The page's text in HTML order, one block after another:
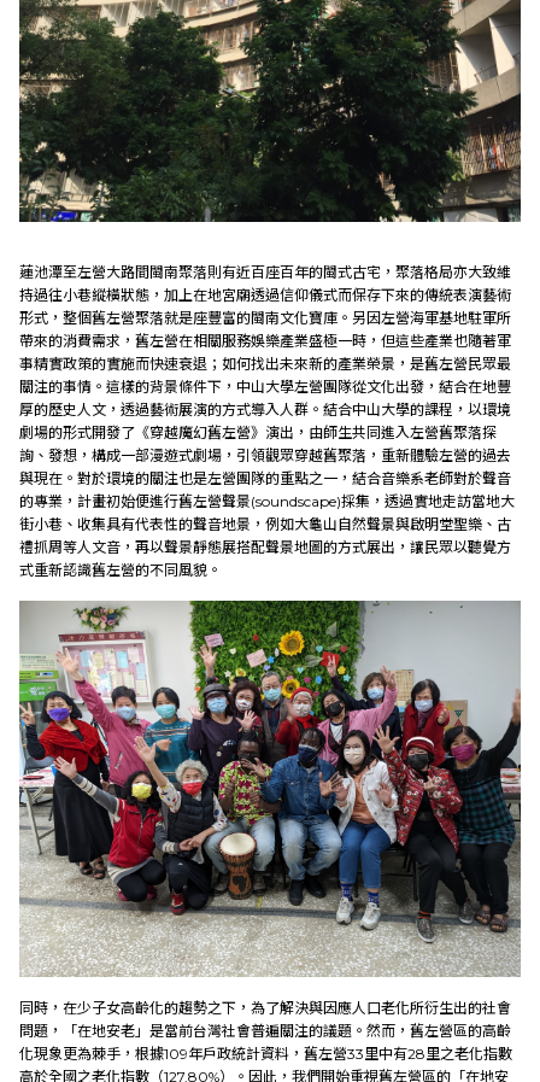
蓮池潭至左營大路間閩南聚落則有近百座百年的閩式古宅，聚落格局亦大致維
持過往小巷縱橫狀態，加上在地宮廟透過信仰儀式而保存下來的傳統表演藝術
形式，整個舊左營聚落就是座豐富的閩南文化寶庫。另因左營海軍基地駐軍所
帶來的消費需求，舊左營在相關服務娛樂產業盛極一時，但這些產業也隨著軍
事精實政策的實施而快速衰退；如何找出未來新的產業榮景，是舊左營民眾最
關注的事情。這樣的背景條件下，中山大學左營團隊從文化出發，結合在地豐
厚的歷史人文，透過藝術展演的方式導入人群。結合中山大學的課程，以環境
劇場的形式開發了《穿越魔幻舊左營》演出，由師生共同進入左營舊聚落探
詢、發想，構成一部漫遊式劇場，引領觀眾穿越舊聚落，重新體驗左營的過去
與現在。對於環境的關注也是左營團隊的重點之一，結合音樂系老師對於聲音
的專業，計畫初始便進行舊左營聲景(soundscape)採集，透過實地走訪當地大
街小巷、收集具有代表性的聲音地景，例如大龜山自然聲景與啟明堂聖樂、古
禮抓周等人文音，再以聲景靜態展搭配聲景地圖的方式展出，讓民眾以聽覺方
式重新認識舊左營的不同風貌。
同時，在少子女高齡化的趨勢之下，為了解決與因應人口老化所衍生出的社會
問題，「在地安老」是當前台灣社會普遍關注的議題。然而，舊左營區的高齡
化現象更為棘手，根據109年戶政統計資料，舊左營33里中有28里之老化指數
高於全國之老化指數（127.80%）。因此，我們開始重視舊左營區的「在地安